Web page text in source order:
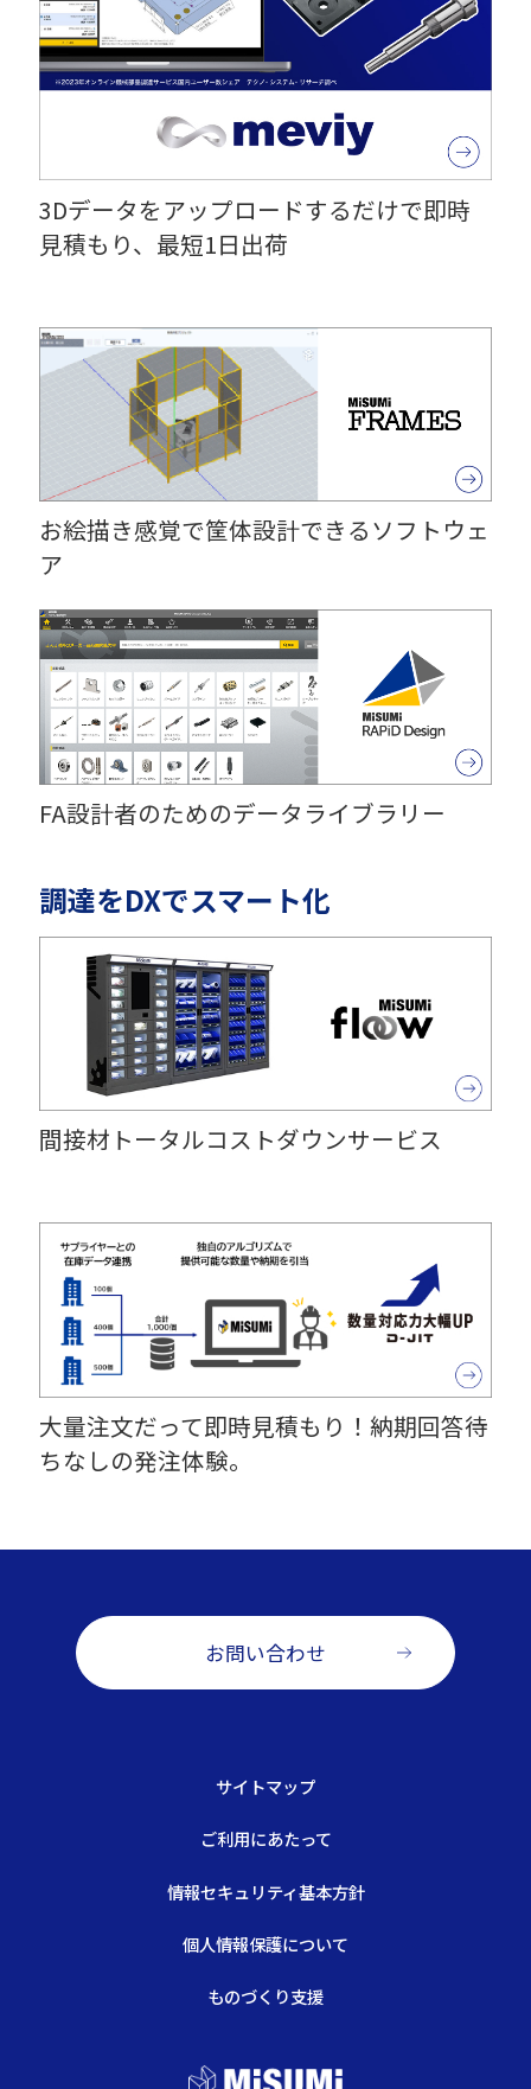
3Dデータをアップロードするだけで即時
見積もり、最短1日出荷
お絵描き感覚で筐体設計できるソフトウェ
ア
FA設計者のためのデータライブラリー
調達をDXでスマート化
間接材トータルコストダウンサービス
大量注文だって即時見積もり！納期回答待
ちなしの発注体験。
サイトマップ
ご利用にあたって
情報セキュリティ基本方針
個人情報保護について
ものづくり支援
お問い合わせ